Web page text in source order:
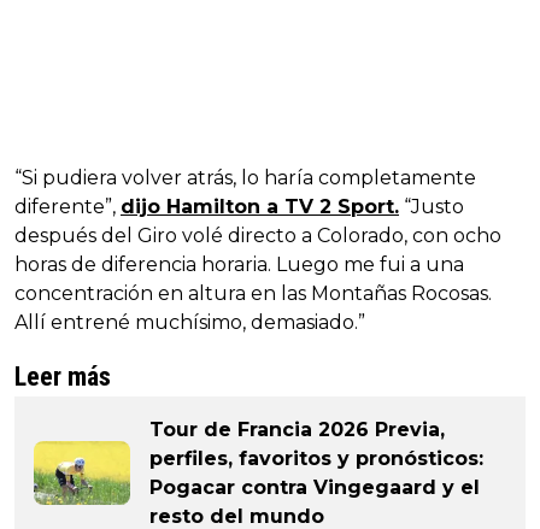
“Si pudiera volver atrás, lo haría completamente
diferente”, dijo Hamilton a TV 2 Sport. “Justo
después del Giro volé directo a Colorado, con ocho
horas de diferencia horaria. Luego me fui a una
concentración en altura en las Montañas Rocosas.
Allí entrené muchísimo, demasiado.”
Leer más
Tour de Francia 2026 Previa,
perfiles, favoritos y pronósticos:
Pogacar contra Vingegaard y el
resto del mundo